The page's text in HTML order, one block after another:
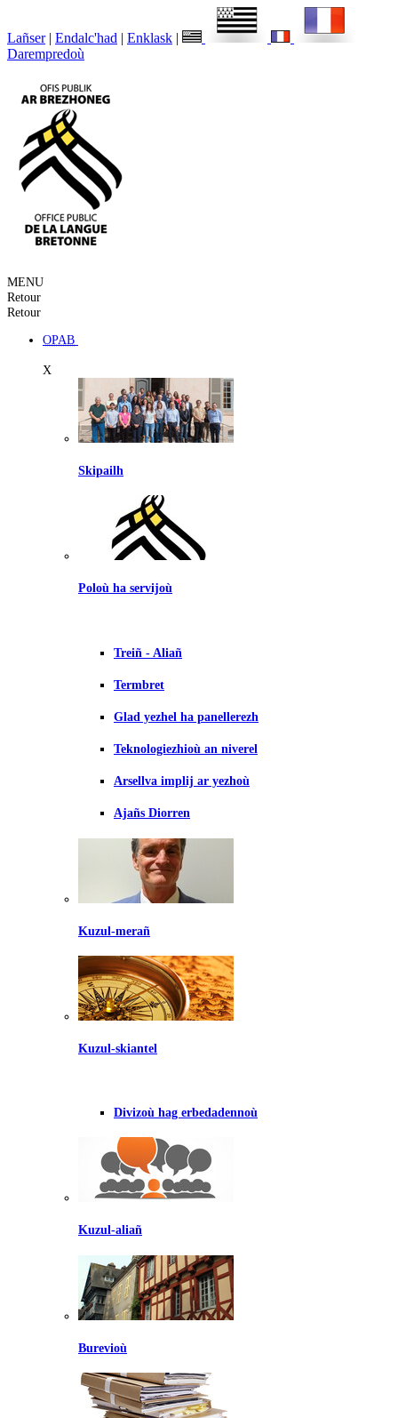
Lañser | Endalc'had | Enklask |
Darempredoù
MENU
Retour
Retour
OPAB
X
Skipailh
Poloù ha servijoù
Treiñ - Aliañ
Termbret
Glad yezhel ha panellerezh
Teknologiezhioù an niverel
Arsellva implij ar yezhoù
Ajañs Diorren
Kuzul-merañ
Kuzul-skiantel
Divizoù hag erbedadennoù
Kuzul-aliañ
Burevioù